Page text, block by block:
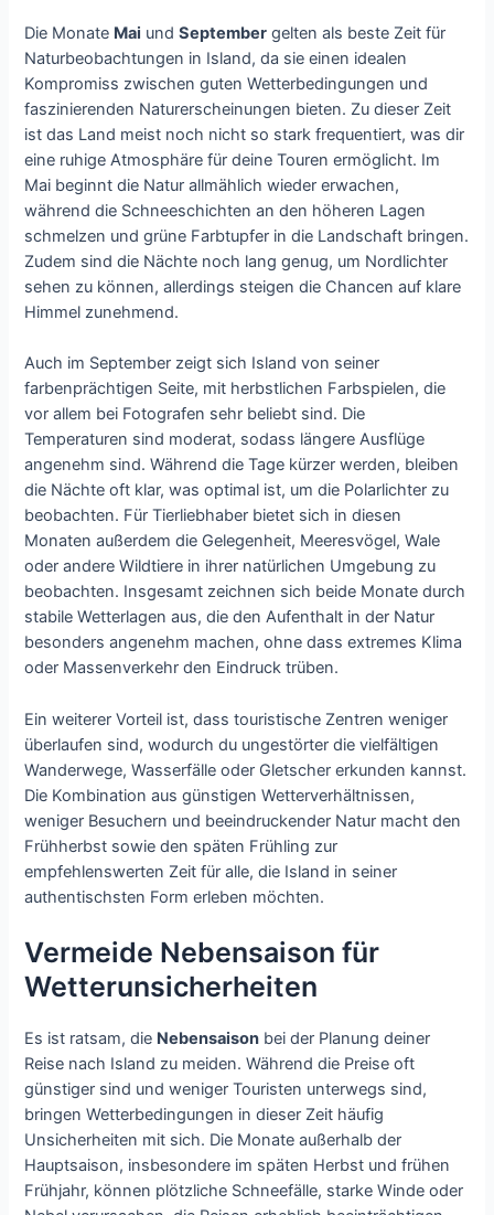
Die Monate Mai undSeptember gelten als beste Zeit für
Naturbeobachtungen in Island, da sie einen idealen
Kompromiss zwischen guten Wetterbedingungen und
faszinierenden Naturerscheinungen bieten. Zu dieser Zeit
ist das Land meist noch nicht so stark frequentiert, was dir
eine ruhige Atmosphäre für deine Touren ermöglicht. Im
Mai beginnt die Natur allmählich wieder erwachen,
während die Schneeschichten an den höheren Lagen
schmelzen und grüne Farbtupfer in die Landschaft bringen.
Zudem sind die Nächte noch lang genug, um Nordlichter
sehen zu können, allerdings steigen die Chancen auf klare
Himmel zunehmend.
Auch im September zeigt sich Island von seiner
farbenprächtigen Seite, mit herbstlichen Farbspielen, die
vor allem bei Fotografen sehr beliebt sind. Die
Temperaturen sind moderat, sodass längere Ausflüge
angenehm sind. Während die Tage kürzer werden, bleiben
die Nächte oft klar, was optimal ist, um die Polarlichter zu
beobachten. Für Tierliebhaber bietet sich in diesen
Monaten außerdem die Gelegenheit, Meeresvögel, Wale
oder andere Wildtiere in ihrer natürlichen Umgebung zu
beobachten. Insgesamt zeichnen sich beide Monate durch
stabile Wetterlagen aus, die den Aufenthalt in der Natur
besonders angenehm machen, ohne dass extremes Klima
oder Massenverkehr den Eindruck trüben.
Ein weiterer Vorteil ist, dass touristische Zentren weniger
überlaufen sind, wodurch du ungestörter die vielfältigen
Wanderwege, Wasserfälle oder Gletscher erkunden kannst.
Die Kombination aus günstigen Wetterverhältnissen,
weniger Besuchern und beeindruckender Natur macht den
Frühherbst sowie den späten Frühling zur
empfehlenswerten Zeit für alle, die Island in seiner
authentischsten Form erleben möchten.
Vermeide Nebensaison für
Wetterunsicherheiten
Es ist ratsam, die Nebensaison bei der Planung deiner
Reise nach Island zu meiden. Während die Preise oft
günstiger sind und weniger Touristen unterwegs sind,
bringen Wetterbedingungen in dieser Zeit häufig
Unsicherheiten mit sich. Die Monate außerhalb der
Hauptsaison, insbesondere im späten Herbst und frühen
Frühjahr, können plötzliche Schneefälle, starke Winde oder